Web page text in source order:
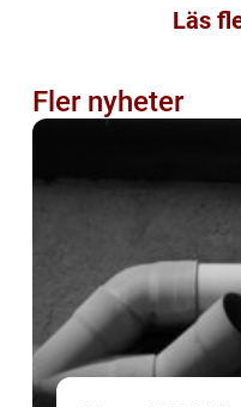
Läs
Fler nyheter